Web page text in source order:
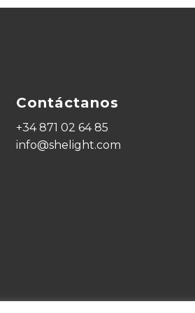
Contáctanos
+34 871 02 64 85
info@shelight.com